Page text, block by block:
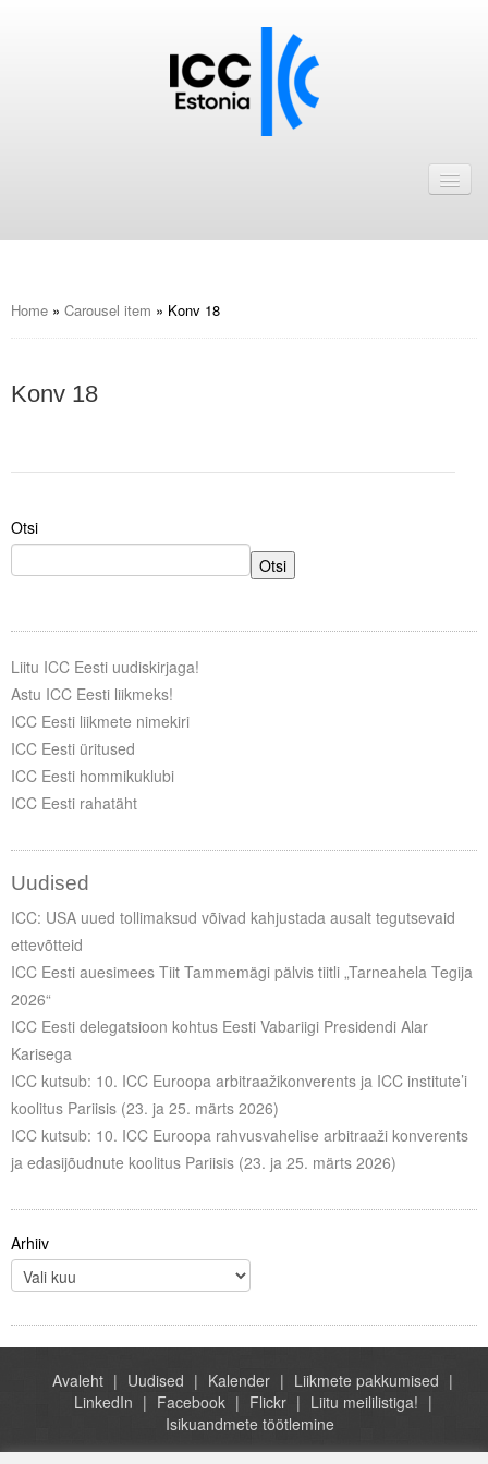
ICC Eesti liikmebaas
Astu ICC Eesti liikmeks!
Publikatsioonid
Viidad
ICC WBO
ICC komisjonid
Digiraamatukogu
Juhendid ja väljaanded
Kontakt
Liitu meililistiga
Oskusteave
Incoterms® 2020
Abimaterjalid
Projektid
Home » Carousel item » Konv 18
Konv 18
Otsi
Otsi
Liitu ICC Eesti uudiskirjaga!
Astu ICC Eesti liikmeks!
ICC Eesti liikmete nimekiri
ICC Eesti üritused
ICC Eesti hommikuklubi
ICC Eesti rahatäht
Uudised
ICC: USA uued tollimaksud võivad kahjustada ausalt tegutsevaid
ettevõtteid
ICC Eesti auesimees Tiit Tammemägi pälvis tiitli „Tarneahela Tegija
2026“
ICC Eesti delegatsioon kohtus Eesti Vabariigi Presidendi Alar
Karisega
ICC kutsub: 10. ICC Euroopa arbitraažikonverents ja ICC institute’i
koolitus Pariisis (23. ja 25. märts 2026)
ICC kutsub: 10. ICC Euroopa rahvusvahelise arbitraaži konverents
ja edasijõudnute koolitus Pariisis (23. ja 25. märts 2026)
Arhiiv
Avaleht Uudised Kalender
Liikmete pakkumised
LinkedIn
Facebook Flickr
Liitu meililistiga!
Isikuandmete töötlemine